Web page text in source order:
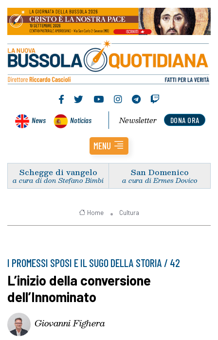
News Noticias DONA ORA
Newsletter
MENU
Schegge di vangelo
a cura di don Stefano Bimbi
San Domenico
a cura di Ermes Dovico
Home Cultura
I PROMESSI SPOSI E IL SUGO DELLA STORIA / 42
L’inizio della conversione
dell’Innominato
Giovanni Fighera